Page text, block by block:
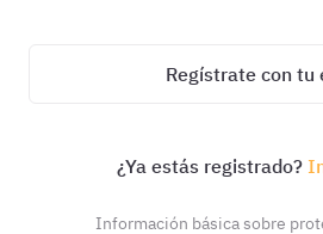
Regístrate con tu
¿Ya estás registrado?
Información básica sobre